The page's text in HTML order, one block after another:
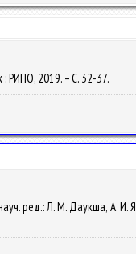
: РИПО, 2019. – С. 32-37.
ред.: Л. М. Даукша, А. И.